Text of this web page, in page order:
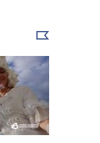
Выбрать